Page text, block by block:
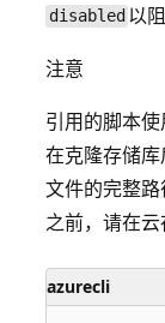
disabled 以
注意
引用的脚本
在克隆存储
文件的完整
之前，请在云
azurecli